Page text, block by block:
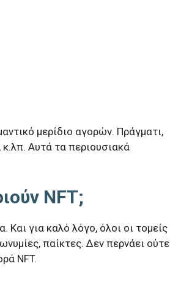
μερίδιο αγορών. Πράγματι,
Αυτά τα περιουσιακά
NFT;
Και για καλό λόγο, όλοι οι τομείς
παίκτες. Δεν περνάει ούτε
NFT.